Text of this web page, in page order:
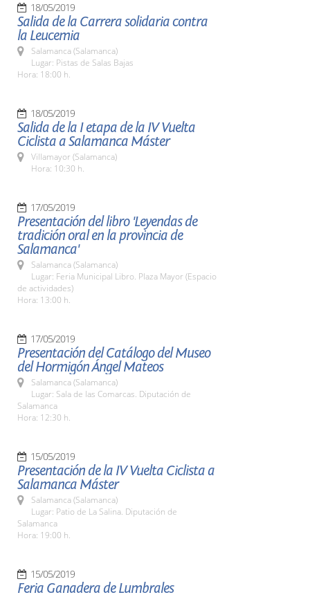
18/05/2019
Salida de la Carrera solidaria contra
la Leucemia
Salamanca (Salamanca)
Lugar: Pistas de Salas Bajas
Hora: 18:00 h.
18/05/2019
Salida de la I etapa de la IV Vuelta
Ciclista a Salamanca Máster
Villamayor (Salamanca)
Hora: 10:30 h.
17/05/2019
Presentación del libro 'Leyendas de
tradición oral en la provincia de
Salamanca'
Salamanca (Salamanca)
Lugar: Feria Municipal Libro. Plaza Mayor (Espacio
de actividades)
Hora: 13:00 h.
17/05/2019
Presentación del Catálogo del Museo
del Hormigón Ángel Mateos
Salamanca (Salamanca)
Lugar: Sala de las Comarcas. Diputación de
Salamanca
Hora: 12:30 h.
15/05/2019
Presentación de la IV Vuelta Ciclista a
Salamanca Máster
Salamanca (Salamanca)
Lugar: Patio de La Salina. Diputación de
Salamanca
Hora: 19:00 h.
15/05/2019
Feria Ganadera de Lumbrales